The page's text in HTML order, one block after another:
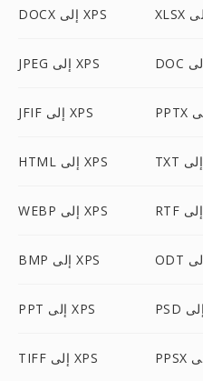
DOCX إلى XPS
JPEG إلى XPS
JFIF إلى XPS
HTML إلى XPS
WEBP إلى XPS
BMP إلى XPS
PPT إلى XPS
TIFF إلى XPS